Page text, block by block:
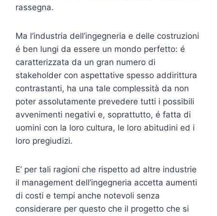
rassegna.
Ma l’industria dell’ingegneria e delle costruzioni
é ben lungi da essere un mondo perfetto: é
caratterizzata da un gran numero di
stakeholder con aspettative spesso addirittura
contrastanti, ha una tale complessità da non
poter assolutamente prevedere tutti i possibili
avvenimenti negativi e, soprattutto, é fatta di
uomini con la loro cultura, le loro abitudini ed i
loro pregiudizi.
E’ per tali ragioni che rispetto ad altre industrie
il management dell’ingegneria accetta aumenti
di costi e tempi anche notevoli senza
considerare per questo che il progetto che si